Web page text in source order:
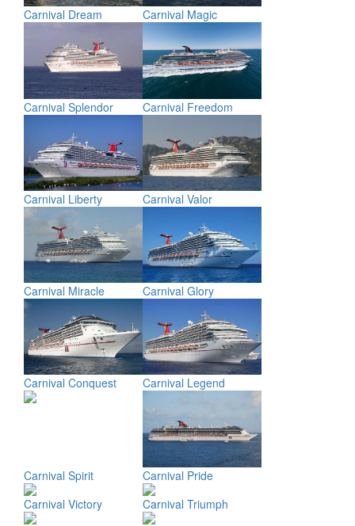
Carnival Dream Carnival Magic
Carnival Splendor Carnival Freedom
Carnival Liberty Carnival Valor
Carnival Miracle Carnival Glory
Carnival Conquest Carnival Legend
Carnival Spirit
Carnival Pride
Carnival Victory
Carnival Triumph